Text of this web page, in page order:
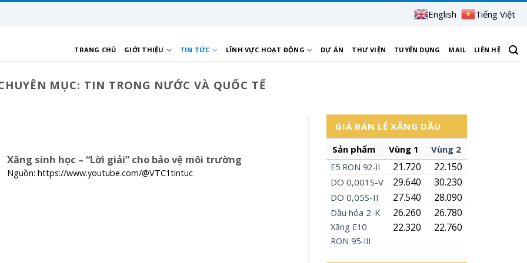
English Tiếng Việt
TRANG CHỦ GIỚI THIỆU TIN TỨC LĨNH VỰC HOẠT ĐỘNG DỰ ÁN THƯ VIỆN TUYỂN DỤNG MAIL LIÊN HỆ
MỤC: TIN TRONG NƯỚC VÀ QUỐC TẾ
Xăng sinh học – “Lời giải” cho bảo vệ môi trường
Nguồn: https://www.youtube.com/@VTC1tintuc
GIÁ BÁN LẺ XĂNG DẦU
Sản phẩm
Vùng 1 Vùng 2
E5 RON 92-II 22.150
21.720
DO 0,001S-V 30.230
29.640
DO 0,05S-II 28.090
27.540
Dầu hỏa 2-K 26.780
26.260
Xăng E10
RON 95-III
22.760
22.320